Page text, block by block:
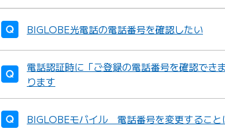
BIGLOBE光電話の電話番号を確認したい
電話認証時に「ご登録の電話番号を確認でき
ります
BIGLOBEモバイル 電話番号を変更すること